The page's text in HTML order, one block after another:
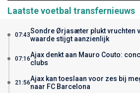
Laatste voetbal transfernieuws
07:43Sondre Ørjasæter plukt vruchten
waarde stijgt aanzienlijk
07:16Ajax denkt aan Mauro Couto:
clubs
21:56Ajax kan toeslaan voor zes bij
naar FC Barcelona